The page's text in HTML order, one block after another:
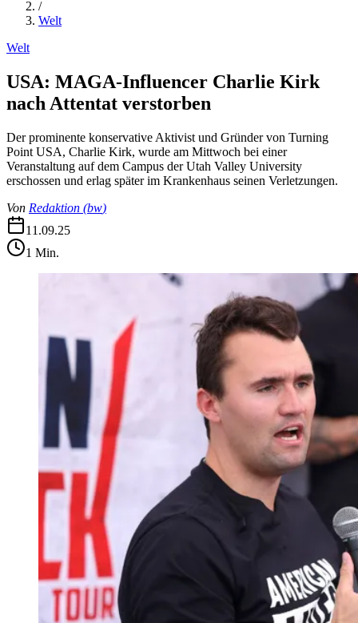
/
Welt
Welt
USA: MAGA-Influencer Charlie Kirk
nach Attentat verstorben
Der prominente konservative Aktivist und Gründer von Turning
Point USA, Charlie Kirk, wurde am Mittwoch bei einer
Veranstaltung auf dem Campus der Utah Valley University
erschossen und erlag später im Krankenhaus seinen Verletzungen.
Von Redaktion (bw)
11.09.25
1 Min.